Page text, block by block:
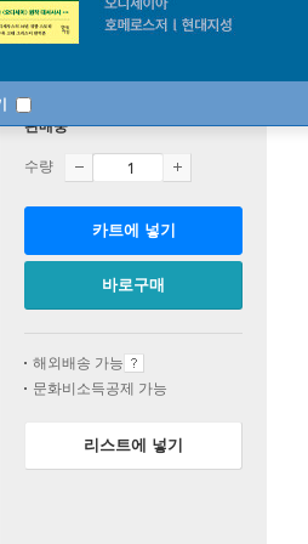
판매중
수량
카트에 넣기
바로구매
해외배송 가능
문화비소득공제 가능
리스트에 넣기